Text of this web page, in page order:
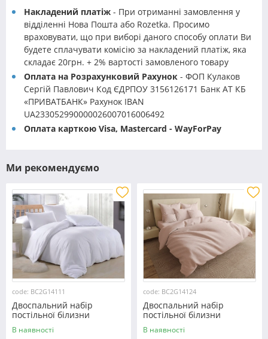
Накладений платіж - При отриманні замовлення у
відділенні Нова Пошта або Rozetka. Просимо
враховувати, що при виборі даного способу оплати Ви
будете сплачувати комісію за накладений платіж, яка
складає 20грн. + 2% вартості замовленого товару
Оплата на Розрахунковий Рахунок - ФОП Кулаков
Сергій Павлович Код ЄДРПОУ 3156126171 Банк АТ КБ
«ПРИВАТБАНК» Рахунок IBAN
UA233052990000026007016006492
Оплата карткою Visa, Mastercard - WayForPay
Ми рекомендуємо
code: BC2G14111
Двоспальний набір
постільної білизни
180*220 із Бязі "Gold" з
простирадлом на резинці
В наявності
code: BC2G14124
Двоспальний набір
постільної білизни
180*220 із Бязі "Gold" з
простирадлом на резинці
В наявності